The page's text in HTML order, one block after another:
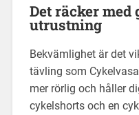
Det räcker med
utrustning
Bekvämlighet är det
tävling som
mer rörlig och håller
cykelshorts och en